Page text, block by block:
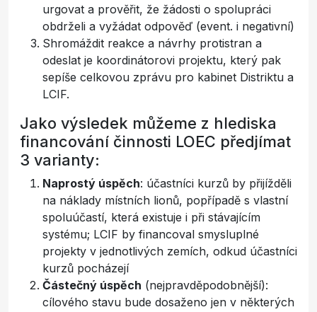
urgovat a prověřit, že žádosti o spolupráci
obdrželi a vyžádat odpověď (event. i negativní)
Shromáždit reakce a návrhy protistran a
odeslat je koordinátorovi projektu, který pak
sepíše celkovou zprávu pro kabinet Distriktu a
LCIF.
Jako výsledek můžeme z hlediska
financování činnosti LOEC předjímat
3 varianty:
Naprostý úspěch: účastníci kurzů by přijížděli
na náklady místních lionů, popřípadě s vlastní
spoluúčastí, která existuje i při stávajícím
systému; LCIF by financoval smysluplné
projekty v jednotlivých zemích, odkud účastníci
kurzů pocházejí
Částečný úspěch (nejpravděpodobnější):
cílového stavu bude dosaženo jen v některých